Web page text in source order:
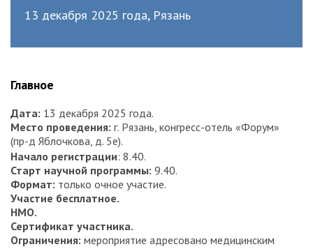
13 декабря 2025 года, Рязань
Главное
Дата: 13 декабря 2025 года.
Место проведения: г. Рязань, конгресс-отель «Форум»
(пр-д Яблочкова, д. 5е).
Начало регистрации: 8.40.
Старт научной программы: 9.40.
Формат: только очное участие.
Участие бесплатное.
НМО.
Сертификат участника.
Ограничения: мероприятие адресовано медицинским